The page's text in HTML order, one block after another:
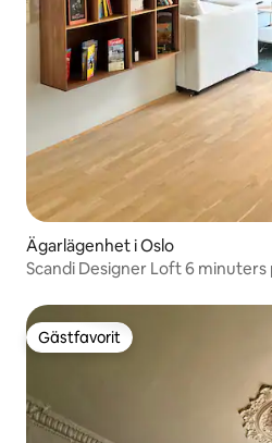
Ägarlägenhet i Oslo
Scandi Designer Loft 6
Gästfavorit
Gästfavorit